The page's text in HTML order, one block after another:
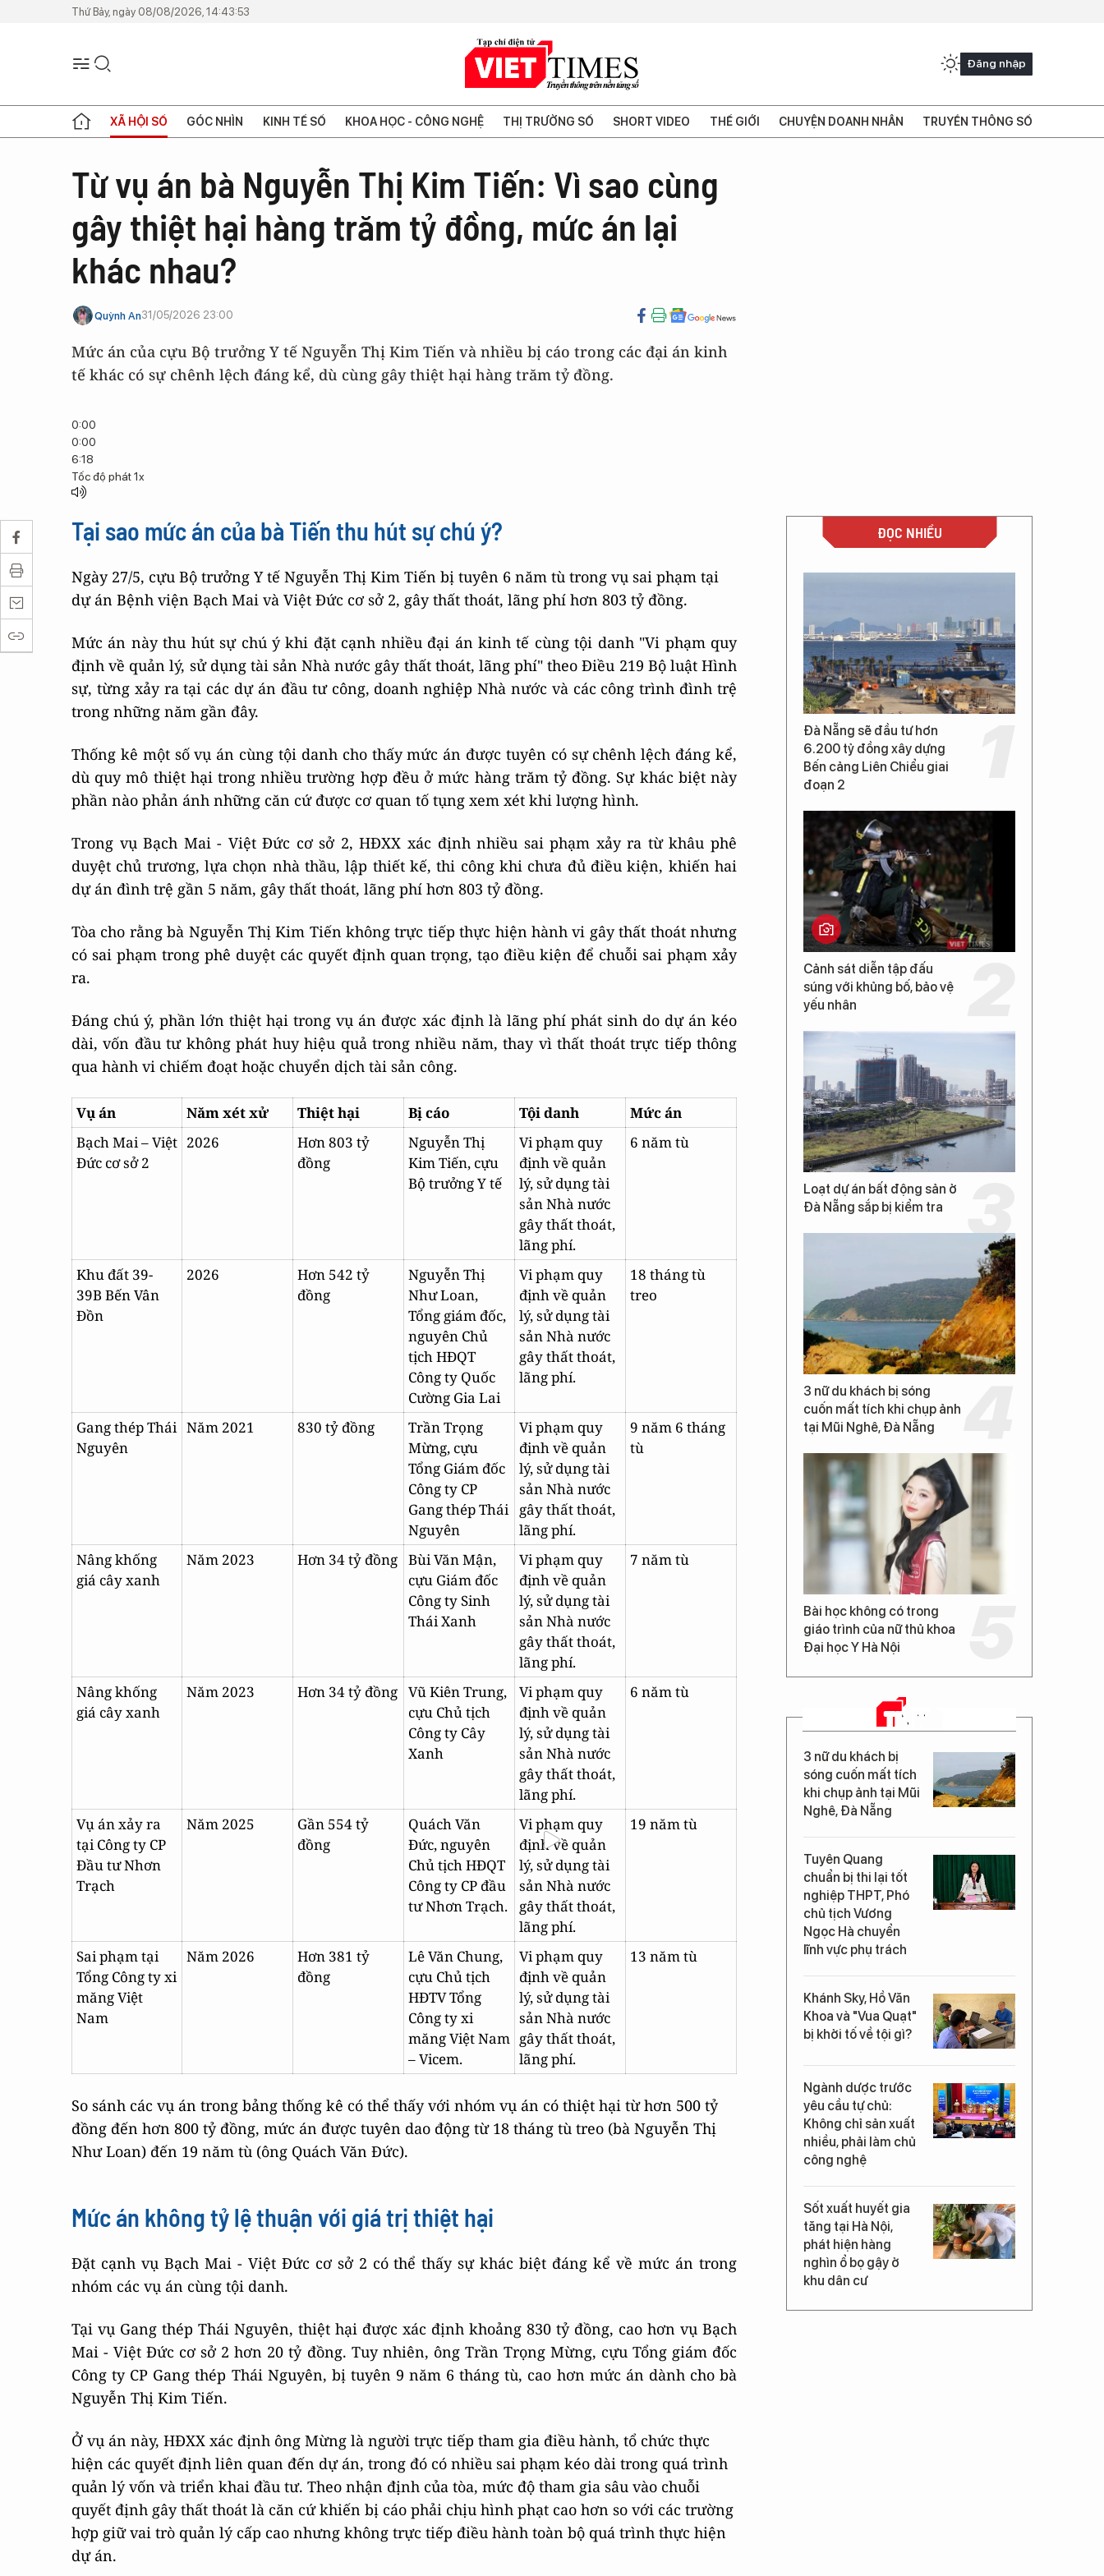
Thứ Bảy, ngày 08/08/2026, 14:43:53
Đăng nhập
XÃ HỘI SỐ GÓC NHÌN KINH TẾ SỐ KHOA HỌC - CÔNG NGHỆ THỊ TRƯỜNG SỐ SHORT VIDEO THẾ GIỚI CHUYỆN DOANH NHÂN TRUYỀN THÔNG SỐ
Từ vụ án bà Nguyễn Thị Kim Tiến: Vì sao cùng
gây thiệt hại hàng trăm tỷ đồng, mức án lại
khác nhau?
Quỳnh An31/05/2026 23:00
Mức án của cựu Bộ trưởng Y tế Nguyễn Thị Kim Tiến và nhiều bị cáo trong các đại án kinh
tế khác có sự chênh lệch đáng kể, dù cùng gây thiệt hại hàng trăm tỷ đồng.
0:00
0:00
6:18
Tốc độ phát1x
Tại sao mức án của bà Tiến thu hút sự chú ý?
Ngày 27/5, cựu Bộ trưởng Y tế Nguyễn Thị Kim Tiến bị tuyên 6 năm tù trong vụ sai phạm tại
dự án Bệnh viện Bạch Mai và Việt Đức cơ sở 2, gây thất thoát, lãng phí hơn 803 tỷ đồng.
Mức án này thu hút sự chú ý khi đặt cạnh nhiều đại án kinh tế cùng tội danh "Vi phạm quy
định về quản lý, sử dụng tài sản Nhà nước gây thất thoát, lãng phí" theo Điều 219 Bộ luật Hình
sự, từng xảy ra tại các dự án đầu tư công, doanh nghiệp Nhà nước và các công trình đình trệ
trong những năm gần đây.
Thống kê một số vụ án cùng tội danh cho thấy mức án được tuyên có sự chênh lệch đáng kể,
dù quy mô thiệt hại trong nhiều trường hợp đều ở mức hàng trăm tỷ đồng. Sự khác biệt này
phần nào phản ánh những căn cứ được cơ quan tố tụng xem xét khi lượng hình.
Trong vụ Bạch Mai - Việt Đức cơ sở 2, HĐXX xác định nhiều sai phạm xảy ra từ khâu phê
duyệt chủ trương, lựa chọn nhà thầu, lập thiết kế, thi công khi chưa đủ điều kiện, khiến hai
dự án đình trệ gần 5 năm, gây thất thoát, lãng phí hơn 803 tỷ đồng.
Tòa cho rằng bà Nguyễn Thị Kim Tiến không trực tiếp thực hiện hành vi gây thất thoát nhưng
có sai phạm trong phê duyệt các quyết định quan trọng, tạo điều kiện để chuỗi sai phạm xảy
ra.
Đáng chú ý, phần lớn thiệt hại trong vụ án được xác định là lãng phí phát sinh do dự án kéo
dài, vốn đầu tư không phát huy hiệu quả trong nhiều năm, thay vì thất thoát trực tiếp thông
qua hành vi chiếm đoạt hoặc chuyển dịch tài sản công.
Vụ án Năm xét xử Thiệt hại Bị cáo Tội danh
Mức án
Bạch Mai – Việt
Đức cơ sở 2
2026
Hơn 803 tỷ
đồng
Nguyễn Thị
Kim Tiến, cựu
Bộ trưởng Y tế
Vi phạm quy
định về quản
lý, sử dụng tài
sản Nhà nước
gây thất thoát,
lãng phí.
6 năm tù
Khu đất 39-
39B Bến Vân
Đồn
2026
Hơn 542 tỷ
đồng
Nguyễn Thị
Như Loan,
Tổng giám đốc,
nguyên Chủ
tịch HĐQT
Công ty Quốc
Cường Gia Lai
Vi phạm quy
định về quản
lý, sử dụng tài
sản Nhà nước
gây thất thoát,
lãng phí.
18 tháng tù
treo
Gang thép Thái
Nguyên
Năm 2021 830 tỷ đồng
Trần Trọng
Mừng, cựu
Tổng Giám đốc
Công ty CP
Gang thép Thái
Nguyên
Vi phạm quy
định về quản
lý, sử dụng tài
sản Nhà nước
gây thất thoát,
lãng phí.
9 năm 6 tháng
tù
Nâng khống
giá cây xanh
Năm 2023 Hơn 34 tỷ đồng Bùi Văn Mận,
cựu Giám đốc
Công ty Sinh
Thái Xanh
Vi phạm quy
định về quản
lý, sử dụng tài
sản Nhà nước
gây thất thoát,
lãng phí.
7 năm tù
Nâng khống
giá cây xanh
Năm 2023 Hơn 34 tỷ đồng Vũ Kiên Trung,
cựu Chủ tịch
Công ty Cây
Xanh
Vi phạm quy
định về quản
lý, sử dụng tài
sản Nhà nước
gây thất thoát,
lãng phí.
6 năm tù
Vụ án xảy ra
tại Công ty CP
Đầu tư Nhơn
Trạch
Năm 2025
Gần 554 tỷ
đồng
Quách Văn
Đức, nguyên
Chủ tịch HĐQT
Công ty CP đầu
tư Nhơn Trạch.
Vi phạm quy
định về quản
lý, sử dụng tài
sản Nhà nước
gây thất thoát,
lãng phí.
19 năm tù
Sai phạm tại
Tổng Công ty xi
măng Việt
Nam
Năm 2026
Hơn 381 tỷ
đồng
Lê Văn Chung,
cựu Chủ tịch
HĐTV Tổng
Công ty xi
măng Việt Nam
– Vicem.
Vi phạm quy
định về quản
lý, sử dụng tài
sản Nhà nước
gây thất thoát,
lãng phí.
13 năm tù
So sánh các vụ án trong bảng thống kê có thể thấy với nhóm vụ án có thiệt hại từ hơn 500 tỷ
đồng đến hơn 800 tỷ đồng, mức án được tuyên dao động từ 18 tháng tù treo (bà Nguyễn Thị
Như Loan) đến 19 năm tù (ông Quách Văn Đức).
Mức án không tỷ lệ thuận với giá trị thiệt hại
Đặt cạnh vụ Bạch Mai - Việt Đức cơ sở 2 có thể thấy sự khác biệt đáng kể về mức án trong
nhóm các vụ án cùng tội danh.
Tại vụ Gang thép Thái Nguyên, thiệt hại được xác định khoảng 830 tỷ đồng, cao hơn vụ Bạch
Mai - Việt Đức cơ sở 2 hơn 20 tỷ đồng. Tuy nhiên, ông Trần Trọng Mừng, cựu Tổng giám đốc
Công ty CP Gang thép Thái Nguyên, bị tuyên 9 năm 6 tháng tù, cao hơn mức án dành cho bà
Nguyễn Thị Kim Tiến.
Ở vụ án này, HĐXX xác định ông Mừng là người trực tiếp tham gia điều hành, tổ chức thực
hiện các quyết định liên quan đến dự án, trong đó có nhiều sai phạm kéo dài trong quá trình
quản lý vốn và triển khai đầu tư. Theo nhận định của tòa, mức độ tham gia sâu vào chuỗi
quyết định gây thất thoát là căn cứ khiến bị cáo phải chịu hình phạt cao hơn so với các trường
hợp giữ vai trò quản lý cấp cao nhưng không trực tiếp điều hành toàn bộ quá trình thực hiện
dự án.
ĐỌC NHIỀU
Đà Nẵng sẽ đầu tư hơn
6.200 tỷ đồng xây dựng
Bến cảng Liên Chiểu giai
đoạn 2
Cảnh sát diễn tập đấu
súng với khủng bố, bảo vệ
yếu nhân
Loạt dự án bất động sản ở
Đà Nẵng sắp bị kiểm tra
3 nữ du khách bị sóng
cuốn mất tích khi chụp ảnh
tại Mũi Nghê, Đà Nẵng
Bài học không có trong
giáo trình của nữ thủ khoa
Đại học Y Hà Nội
TIN MỚI
3 nữ du khách bị
sóng cuốn mất tích
khi chụp ảnh tại Mũi
Nghê, Đà Nẵng
Tuyên Quang
chuẩn bị thi lại tốt
nghiệp THPT, Phó
chủ tịch Vương
Ngọc Hà chuyển
lĩnh vực phụ trách
Khánh Sky, Hồ Văn
Khoa và "Vua Quạt"
bị khởi tố về tội gì?
Ngành dược trước
yêu cầu tự chủ:
Không chỉ sản xuất
nhiều, phải làm chủ
công nghệ
Sốt xuất huyết gia
tăng tại Hà Nội,
phát hiện hàng
nghìn ổ bọ gậy ở
khu dân cư